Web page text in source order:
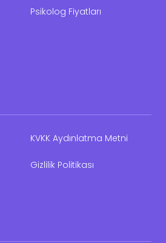
Psikolog Fiyatları
KVKK Aydınlatma Metni
Gizlilik Politikası